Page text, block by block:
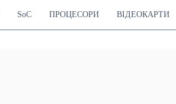
SoC ПРОЦЕСОРИ ВІДЕОКАРТИ